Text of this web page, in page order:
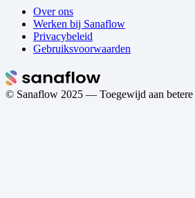
Over ons
Werken bij Sanaflow
Privacybeleid
Gebruiksvoorwaarden
© Sanaflow 2025 — Toegewijd aan betere